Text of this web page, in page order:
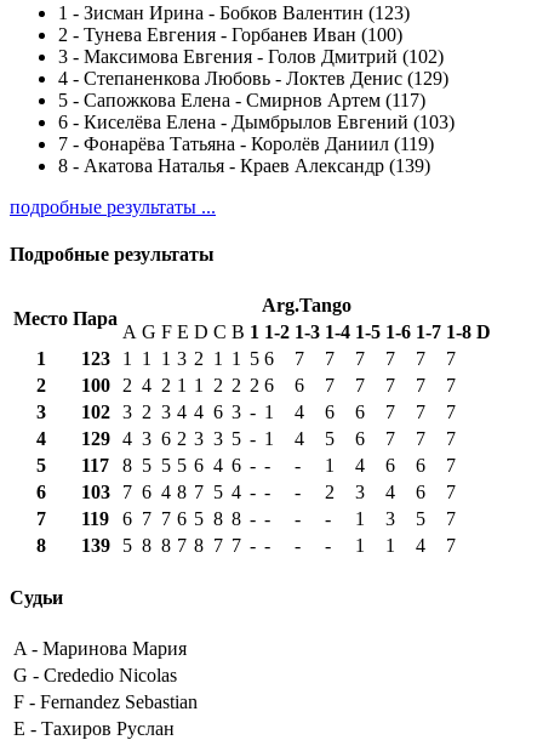
1 - Зисман Ирина - Бобков Валентин (123)
2 - Тунева Евгения - Горбанев Иван (100)
3 - Максимова Евгения - Голов Дмитрий (102)
4 - Степаненкова Любовь - Локтев Денис (129)
5 - Сапожкова Елена - Смирнов Артем (117)
6 - Киселёва Елена - Дымбрылов Евгений (103)
7 - Фонарёва Татьяна - Королёв Даниил (119)
8 - Акатова Наталья - Краев Александр (139)
подробные результаты ...
Подробные результаты
Место Пара
Arg.Tango
A G F E D C B 1 1-2 1-3 1-4 1-5 1-6 1-7 1-8 D
1
123 1 1 1 3 2 1 1 5 6 7 7 7 7 7
7
2
100 2 4 2 1 1 2 2 2 6 6 7 7 7 7
7
3
102 3 2 3 4 4 6 3 - 1 4 6 6 7 7
7
4
129 4 3 6 2 3 3 5 - 1 4 5 6 7 7
7
5
117 8 5 5 5 6 4 6 - - - 1 4 6 6
7
6
103 7 6 4 8 7 5 4 - - - 2 3 4 6
7
7
119 6 7 7 6 5 8 8 - - - - 1 3 5
7
8
139 5 8 8 7 8 7 7 - - - - 1 1 4 7
Судьи
A - Маринова Мария
G - Crededio Nicolas
F - Fernandez Sebastian
E - Тахиров Руслан